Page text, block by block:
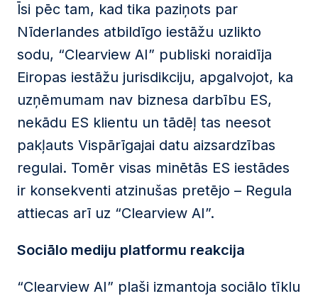
Īsi pēc tam, kad tika paziņots par
Nīderlandes atbildīgo iestāžu uzlikto
sodu, “Clearview AI” publiski noraidīja
Eiropas iestāžu jurisdikciju, apgalvojot, ka
uzņēmumam nav biznesa darbību ES,
nekādu ES klientu un tādēļ tas neesot
pakļauts Vispārīgajai datu aizsardzības
regulai. Tomēr visas minētās ES iestādes
ir konsekventi atzinušas pretējo – Regula
attiecas arī uz “Clearview AI”.
Sociālo mediju platformu reakcija
“Clearview AI” plaši izmantoja sociālo tīklu